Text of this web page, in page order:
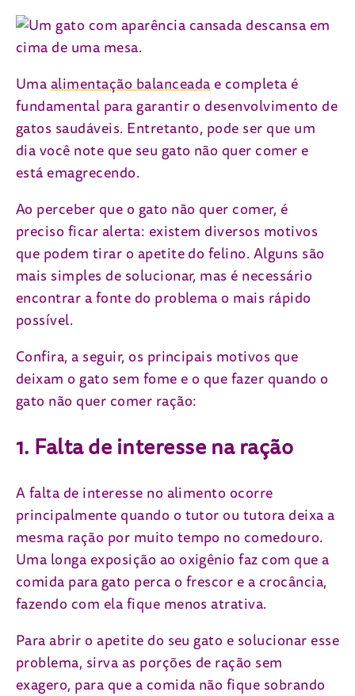
Uma alimentação balanceadae completa é
fundamental para garantir o desenvolvimento de
gatos saudáveis. Entretanto, pode ser que um
dia você note que seu gato não quer comer e
está emagrecendo.
Ao perceber que o gato não quer comer, é
preciso ficar alerta: existem diversos motivos
que podem tirar o apetite do felino. Alguns são
mais simples de solucionar, mas é necessário
encontrar a fonte do problema o mais rápido
possível.
Confira, a seguir, os principais motivos que
deixam o gato sem fome e o que fazer quando o
gato não quer comer ração:
1. Falta de interesse na ração
A falta de interesse no alimento ocorre
principalmente quando o tutor ou tutora deixa a
mesma ração por muito tempo no comedouro.
Uma longa exposição ao oxigênio faz com que a
comida para gato perca o frescor e a crocância,
fazendo com ela fique menos atrativa.
Para abrir o apetite do seu gato e solucionar esse
problema, sirva as porções de ração sem
exagero, para que a comida não fique sobrando